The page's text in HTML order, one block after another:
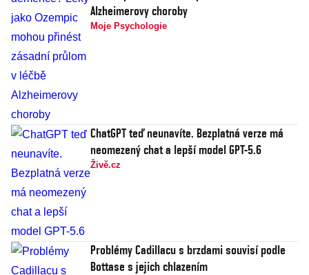
Alzheimerovy choroby
Moje Psychologie
ChatGPT teď neunavíte. Bezplatná verze má
neomezený chat a lepší model GPT-5.6
Živě.cz
Problémy Cadillacu s brzdami souvisí podle
Bottase s jejich chlazením